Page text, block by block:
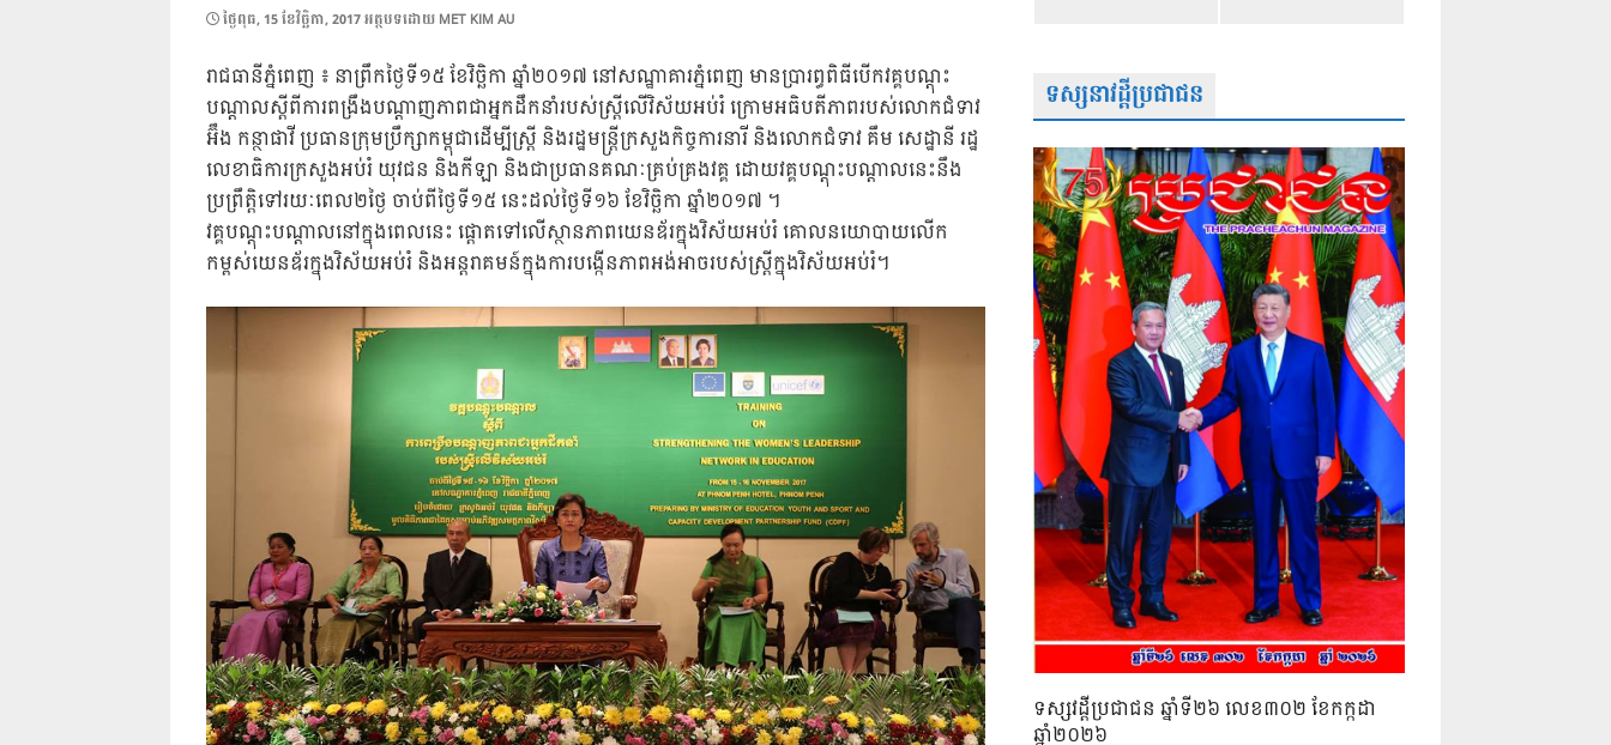
POSTED
ថ្ងៃ​ពុធ, 15 ខែ​វិច្ឆិកា, 2017អត្ថបទដោយ MET KIM AU
រាជធានី​ភ្នំពេញ ៖ នា​ព្រឹក​ថ្ងៃ​ទី​១៥ ខែ​វិច្ឆិកា ឆ្នាំ​២០១៧ នៅ​សណ្ឋាគារ​ភ្នំពេញ ​មាន​ប្រារព្ធ​ពិធី​បើក​វគ្គ​បណ្ដុះ
បណ្ដាល​ស្ដី​ពី​ការ​ពង្រឹង​បណ្ដាញ​ភាព​ជា​អ្នក​ដឹកនាំ​របស់​ស្ត្រី​លើ​វិស័យ​អប់រំ ក្រោម​អធិបតីភាព​របស់​​លោក​ជំទាវ
អ៊ឹង កន្ថាផាវី ប្រធាន​ក្រុម​ប្រឹក្សា​កម្ពុជា​ដើម្បី​ស្ត្រី និង​រដ្ឋមន្ត្រី​ក្រសួង​កិច្ចការ​នារី និង​លោក​ជំទាវ គឹម សេដ្ឋានី រដ្ឋ
លេខាធិការ​ក្រសួង​អប់រំ យុវជន និង​កីឡា និង​ជា​ប្រធាន​គណៈ​គ្រប់គ្រង​វគ្គ ដោយ​វគ្គ​បណ្ដុះបណ្ដាល​នេះ​នឹង​
ប្រព្រឹត្តិ​ទៅ​រយៈពេល​២ថ្ងៃ ចាប់​ពី​ថ្ងៃ​ទី​១៥ នេះ​ដល់​ថ្ងៃ​ទី១៦ ខែ​វិច្ឆិកា ឆ្នាំ​២០១៧ ។
វគ្គ​បណ្ដុះបណ្ដាល​នៅ​ក្នុង​ពេល​នេះ ផ្ដោត​ទៅ​លើ​ស្ថានភាព​យេនឌ័រ​ក្នុង​វិស័យ​អប់រំ គោល​នយោបាយ​លើក​
កម្ពស់​យេនឌ័រ​ក្នុង​វិស័យ​អប់រំ និង​អន្តរាគមន៍​ក្នុង​ការ​បង្កើន​ភាព​អង់អាច​របស់​ស្ដ្រី​ក្នុង​វិស័យ​អប់រំ។
ទស្សនាវដ្តីប្រជាជន
ទស្សវដ្តីប្រជាជន ឆ្នាំទី២៦ លេខ៣០២ ខែកក្កដា
ឆ្នាំ២០២៦